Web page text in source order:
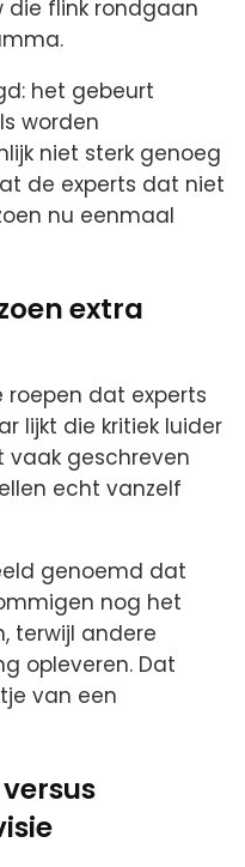
die flink rondgaan
het gebeurt
worden
niet sterk genoeg
de experts dat niet
nu eenmaal
extra
roepen dat experts
lijkt die kritiek luider
vaak geschreven
echt vanzelf
genoemd dat
nog het
terwijl andere
opleveren. Dat
van een